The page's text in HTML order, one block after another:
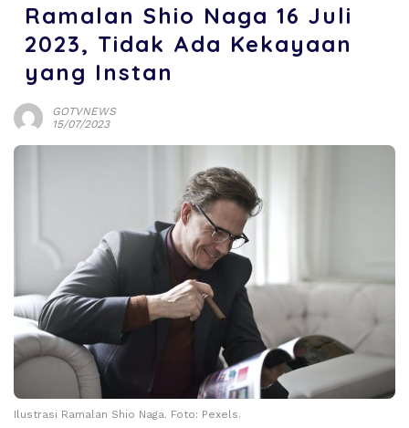
Ramalan Shio Naga 16 Juli
2023, Tidak Ada Kekayaan
yang Instan
GOTVNEWS
15/07/2023
Ilustrasi Ramalan Shio Naga. Foto: Pexels.